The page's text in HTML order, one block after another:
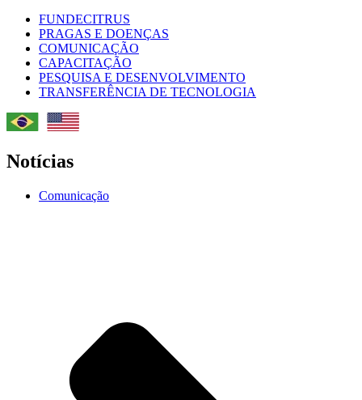
FUNDECITRUS
PRAGAS E DOENÇAS
COMUNICAÇÃO
CAPACITAÇÃO
PESQUISA E DESENVOLVIMENTO
TRANSFERÊNCIA DE TECNOLOGIA
Notícias
Comunicação